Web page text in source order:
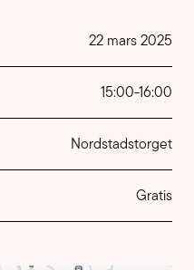
22 mars 2025
15:00-16:00
Nordstadstorget
Gratis